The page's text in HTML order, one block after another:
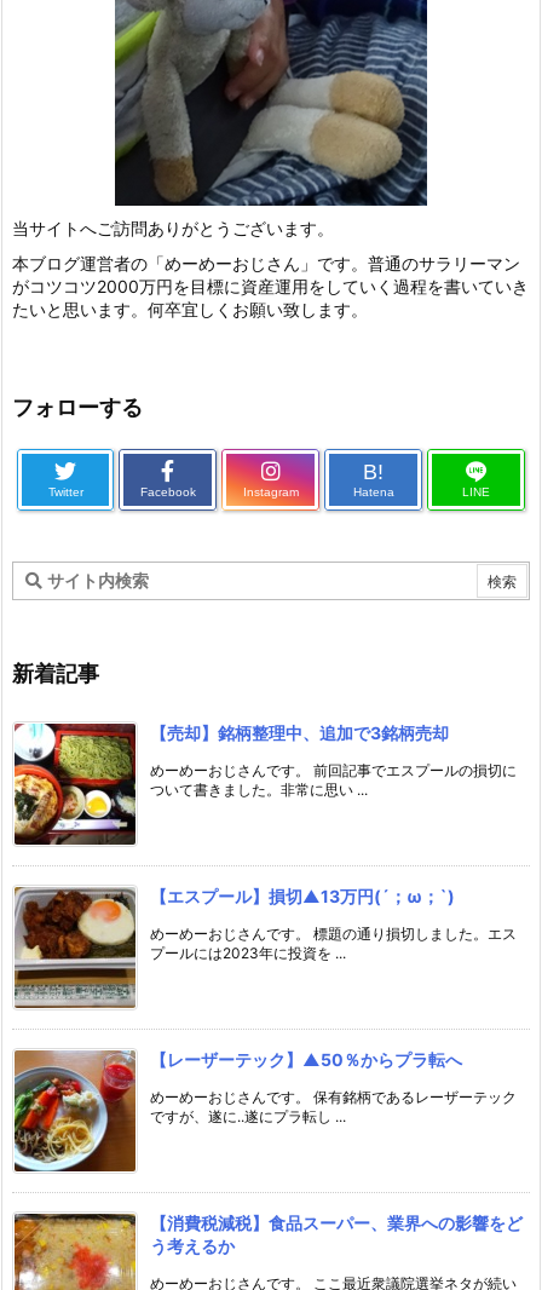
当サイトへご訪問ありがとうございます。
本ブログ運営者の「めーめーおじさん」です。普通のサラリーマン
がコツコツ2000万円を目標に資産運用をしていく過程を書いていき
たいと思います。何卒宜しくお願い致します。
フォローする
Twitter Facebook Instagram
B!
Hatena LINE
新着記事
【売却】銘柄整理中、追加で3銘柄売却
めーめーおじさんです。 前回記事でエスプールの損切に
ついて書きました。非常に思い ...
【エスプール】損切▲13万円(´；ω；`)
めーめーおじさんです。 標題の通り損切しました。エス
プールには2023年に投資を ...
【レーザーテック】▲50％からプラ転へ
めーめーおじさんです。 保有銘柄であるレーザーテック
ですが、遂に..遂にプラ転し ...
【消費税減税】食品スーパー、業界への影響をど
う考えるか
めーめーおじさんです。 ここ最近衆議院選挙ネタが続い